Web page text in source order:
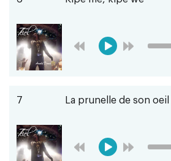
7 La prunelle de son oeil